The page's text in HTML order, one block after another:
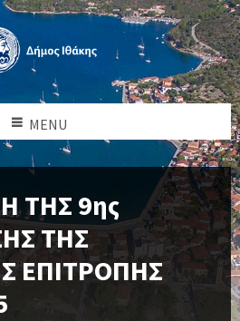
MENU
ΤΗΣ 9ης
ΤΗΣ
ΕΠΙΤΡΟΠΗΣ